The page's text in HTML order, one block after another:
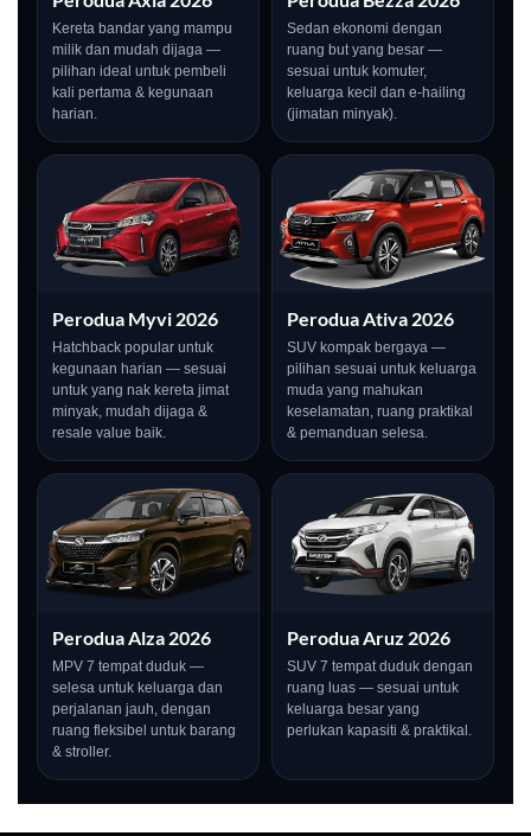
LIVE
Kereta bandar yang mampu
milik dan mudah dijaga —
pilihan ideal untuk pembeli
kali pertama & kegunaan
harian.
Sedan ekonomi dengan
ruang but yang besar —
sesuai untuk komuter,
keluarga kecil dan e-hailing
(jimatan minyak).
Perodua Myvi 2026
Hatchback popular untuk
kegunaan harian — sesuai
untuk yang nak kereta jimat
minyak, mudah dijaga &
resale value baik.
Perodua Ativa 2026
SUV kompak bergaya —
pilihan sesuai untuk keluarga
muda yang mahukan
keselamatan, ruang praktikal
& pemanduan selesa.
Perodua Alza 2026
MPV 7 tempat duduk —
selesa untuk keluarga dan
perjalanan jauh, dengan
ruang fleksibel untuk barang
& stroller.
Perodua Aruz 2026
SUV 7 tempat duduk dengan
ruang luas — sesuai untuk
keluarga besar yang
perlukan kapasiti & praktikal.